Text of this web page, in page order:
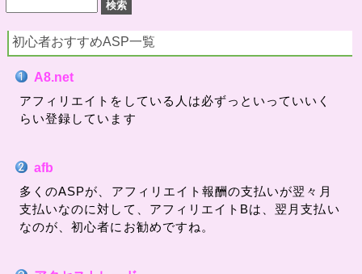
初心者おすすめASP一覧
A8.net
アフィリエイトをしている人は必ずっといっていいく
らい登録しています
afb
多くのASPが、アフィリエイト報酬の支払いが翌々月
支払いなのに対して、アフィリエイトBは、翌月支払い
なのが、初心者にお勧めですね。